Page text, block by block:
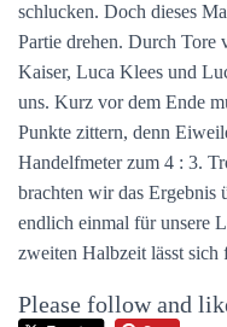
schlucken. Doch dieses
Partie drehen. Durch Tore
Kaiser, Luca Klees und
uns. Kurz vor dem Ende
Punkte zittern, denn
Handelfmeter zum 4 : 3.
brachten wir das Ergebnis
endlich einmal für unsere
zweiten Halbzeit lässt sich
Please follow and